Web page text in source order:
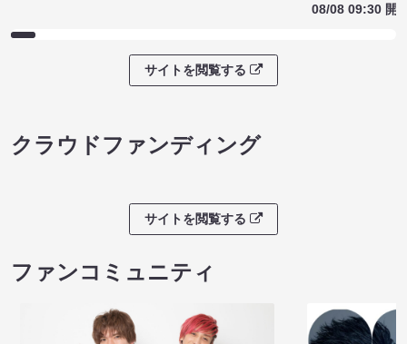
08/08 09:30 開
サイトを閲覧する
クラウドファンディング
サイトを閲覧する
ファンコミュニティ